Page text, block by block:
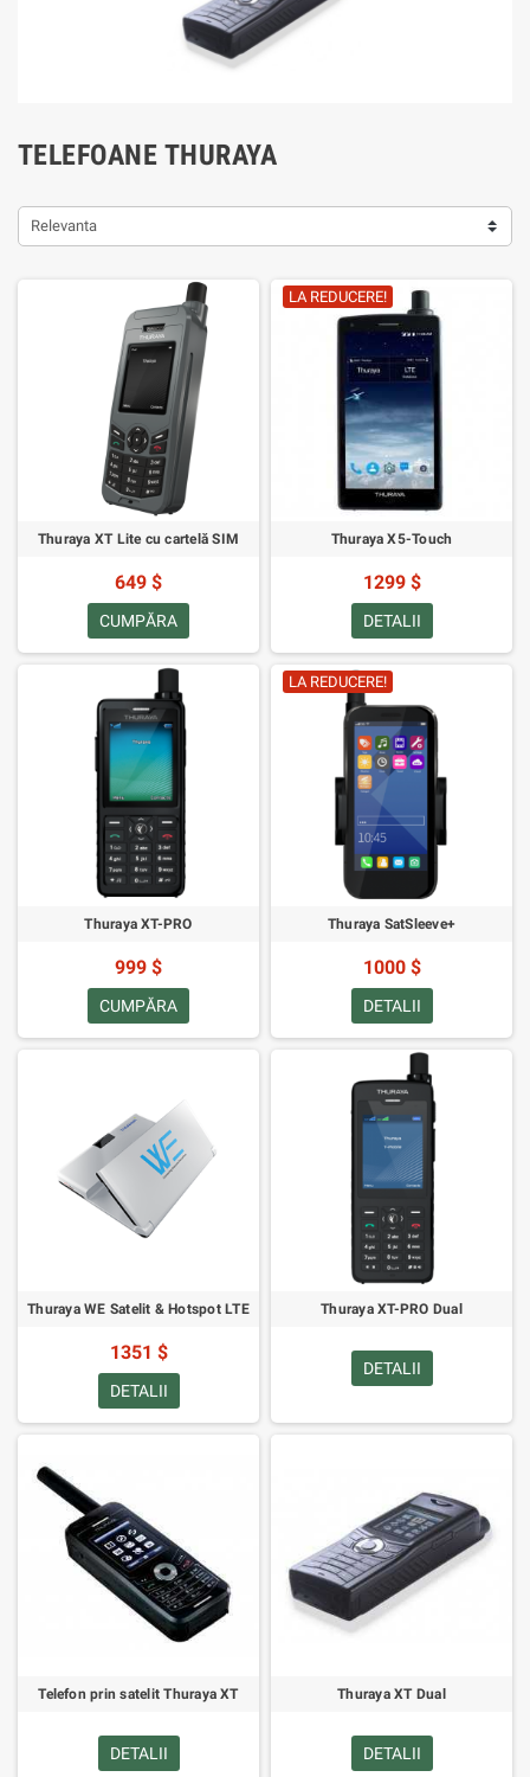
TELEFOANE THURAYA
Relevanta
Thuraya XT Lite cu cartelă SIM
649 $
CUMPĂRA
LA REDUCERE!
Thuraya X5-Touch
1299 $
DETALII
Thuraya XT-PRO
999 $
CUMPĂRA
LA REDUCERE!
Thuraya SatSleeve+
1000 $
DETALII
Thuraya WE Satelit & Hotspot LTE
1351 $
DETALII
Thuraya XT-PRO Dual
DETALII
Telefon prin satelit Thuraya XT
DETALII
Thuraya XT Dual
DETALII